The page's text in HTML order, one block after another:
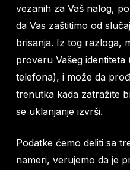
vezanih za Vaš nalog,
da Vas zaštitimo od
brisanja. Iz tog razloga,
proveru Vašeg
telefona), i može da
trenutka kada zatražite
se uklanjanje izvrši.
Podatke ćemo deliti sa
nameri, verujemo da je